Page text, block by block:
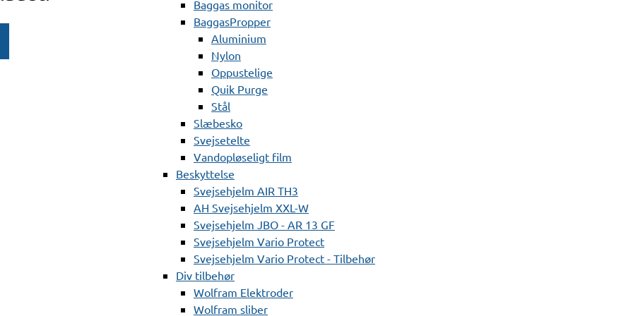
Baggas monitor
BaggasPropper
Aluminium
Nylon
Oppustelige
Quik Purge
Stål
Slæbesko
Svejsetelte
Vandopløseligt film
Beskyttelse
Svejsehjelm AIR TH3
AH Svejsehjelm XXL-W
Svejsehjelm JBO - AR 13 GF
Svejsehjelm Vario Protect
Svejsehjelm Vario Protect - Tilbehør
Div tilbehør
Wolfram Elektroder
Wolfram sliber